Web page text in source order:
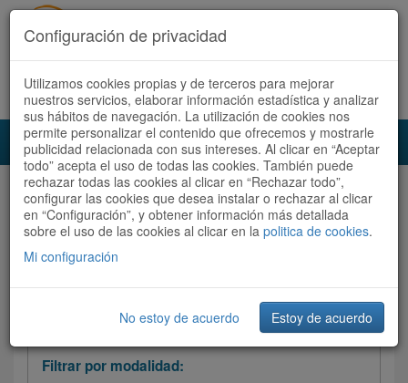
Acceder Registrate ahora Español | Català
Audioruta Todas las rutas
Todas las rutas Ordenar por:Más recientes
Filtrar las rutas
Filtrar por modalidad:
Configuración de privacidad
Utilizamos cookies propias y de terceros para mejorar
nuestros servicios, elaborar información estadística y analizar
sus hábitos de navegación. La utilización de cookies nos
permite personalizar el contenido que ofrecemos y mostrarle
publicidad relacionada con sus intereses. Al clicar en “Aceptar
todo” acepta el uso de todas las cookies. También puede
rechazar todas las cookies al clicar en “Rechazar todo”,
configurar las cookies que desea instalar o rechazar al clicar
en “Configuración”, y obtener información más detallada
sobre el uso de las cookies al clicar en la politica de cookies.
Mi configuración
No estoy de acuerdo Estoy de acuerdo